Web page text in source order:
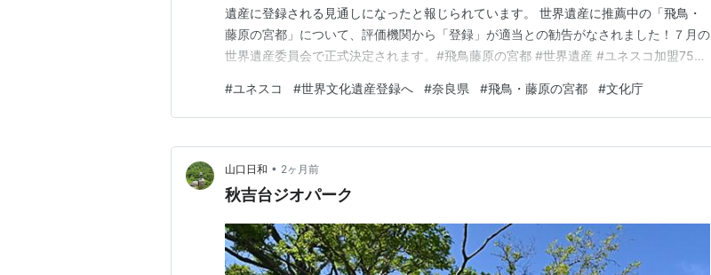
遺産に登録される見通しになったと報じられています。 世界遺産に推薦中の「飛鳥・
藤原の宮都」について、評価機関から「登録」が適当との勧告がなされました！７月の
世界遺産委員会で正式決定されます。#飛鳥藤原の宮都 #世界遺産 #ユネスコ加盟75周
庁 (@prmag_bunka) 2026年6月6日 そ…
#ユネスコ #世界文化遺産登録へ #奈良県 #飛鳥・藤原の宮都 #文化庁
山口日和 • 2ヶ月前
秋吉台ジオパーク